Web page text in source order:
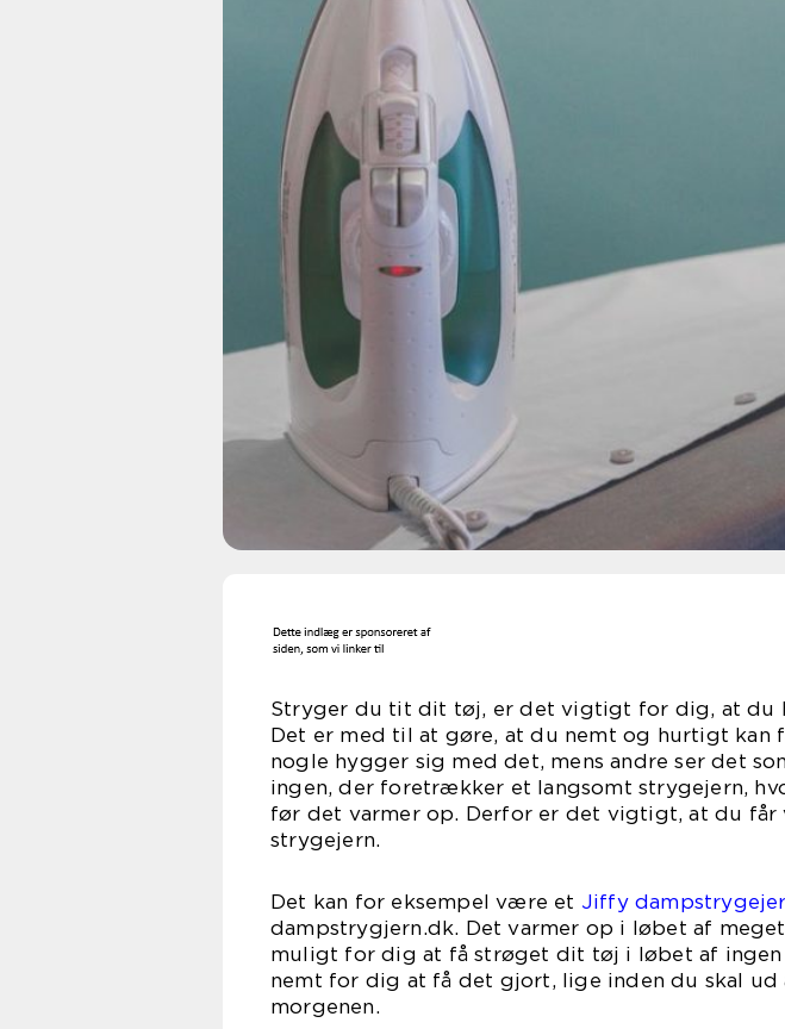
Stryger du tit dit tøj, er det vigtigt for dig, at du
Det er med til at gøre, at du nemt og hurtigt kan
nogle hygger sig med det, mens andre ser det
ingen, der foretrækker et langsomt strygejern,
før det varmer op. Derfor er det vigtigt, at du
Det kan for eksempel være et Jiffy
dampstrygjern.dk. Det varmer op i løbet af
muligt for dig at få strøget dit tøj i løbet af
nemt for dig at få det gjort, lige inden du skal ud